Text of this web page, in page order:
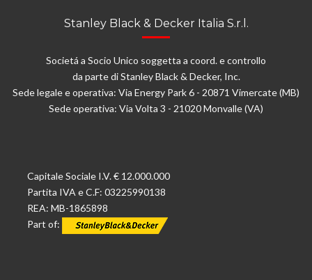
Stanley Black & Decker Italia S.r.l.
Societá a Socio Unico soggetta a coord. e controllo
da parte di Stanley Black & Decker, Inc.
Sede legale e operativa: Via Energy Park 6 - 20871 Vimercate (MB)
Sede operativa: Via Volta 3 - 21020 Monvalle (VA)
Capitale Sociale I.V. € 12.000.000
Partita IVA e C.F: 03225990138
REA: MB-1865898
Part of: